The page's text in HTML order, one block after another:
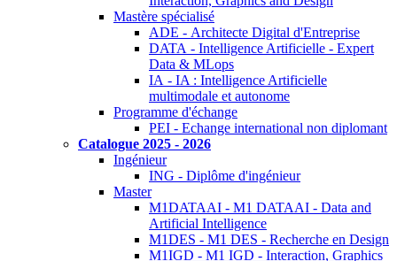
Mastère spécialisé
ADE - Architecte Digital d'Entreprise
DATA - Intelligence Artificielle - Expert
Data & MLops
IA - IA : Intelligence Artificielle
multimodale et autonome
Programme d'échange
PEI - Echange international non diplomant
Catalogue 2025 - 2026
Ingénieur
ING - Diplôme d'ingénieur
Master
M1DATAAI - M1 DATAAI - Data and
Artificial Intelligence
M1DES - M1 DES - Recherche en Design
M1IGD - M1 IGD - Interaction, Graphics